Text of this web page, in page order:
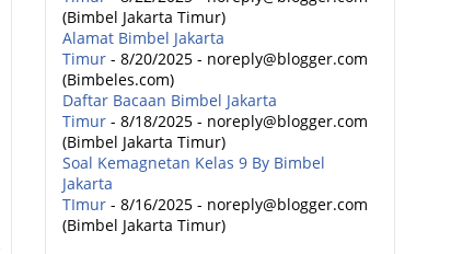
(Bimbel Jakarta Timur)
Alamat Bimbel Jakarta
Timur - 8/20/2025 - noreply@blogger.com
(Bimbeles.com)
Daftar Bacaan Bimbel Jakarta
Timur - 8/18/2025 - noreply@blogger.com
(Bimbel Jakarta Timur)
Soal Kemagnetan Kelas 9 By Bimbel
Jakarta
TImur - 8/16/2025 - noreply@blogger.com
(Bimbel Jakarta Timur)